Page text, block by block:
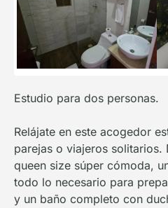
Estudio para dos personas.
Relájate en este acogedor
parejas o viajeros solitarios.
queen size súper cómoda,
todo lo necesario para
y un baño completo con